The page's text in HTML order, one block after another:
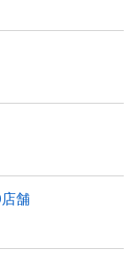
舗